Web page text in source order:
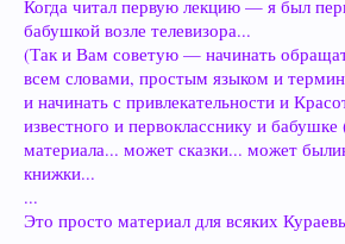
Когда читал первую лекцию — я был
бабушкой возле телевизора...
(Так и Вам советую — начинать
всем словами, простым языком и
и начинать с привлекательности и
известного и первокласснику и
материала... может сказки... может
книжки...
...
Это просто материал для всяких